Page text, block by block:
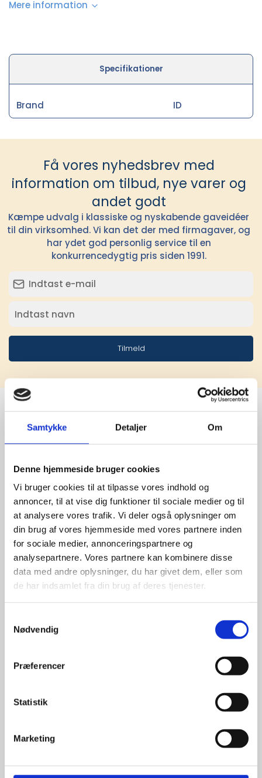
Samtykke Detaljer Om
Denne hjemmeside bruger cookies
Vi bruger cookies til at tilpasse vores indhold og
annoncer, til at vise dig funktioner til sociale medier og til
at analysere vores trafik. Vi deler også oplysninger om
din brug af vores hjemmeside med vores partnere inden
for sociale medier, annonceringspartnere og
analysepartnere. Vores partnere kan kombinere disse
data med andre oplysninger, du har givet dem, eller som
de har indsamlet fra din brug af deres tjenester.
Nødvendig
Præferencer
Statistik
Marketing
Mere information
Specifikationer
Brand ID
Få vores nyhedsbrev med
information om tilbud, nye varer og
andet godt
Kæmpe udvalg i klassiske og nyskabende gaveidéer
til din virksomhed. Vi kan det der med firmagaver, og
har ydet god personlig service til en
konkurrencedygtig pris siden 1991.
Tilmeld
Stærke
leverandører
giver større
udvalg
For at sikre høj kvalitet og stor
leveringssikkerhed samarbejder vi
med de største og mest
anerkendte leverandører inden for
idé til et konkret produkt, eller et